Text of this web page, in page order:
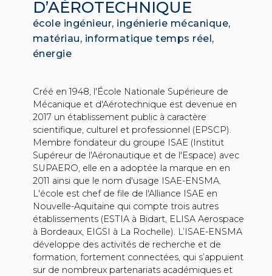
D’AÉROTECHNIQUE
école ingénieur, ingénierie mécanique,
matériau, informatique temps réel,
énergie
Créé en 1948, l'École Nationale Supérieure de
Mécanique et d'Aérotechnique est devenue en
2017 un établissement public à caractère
scientifique, culturel et professionnel (EPSCP).
Membre fondateur du groupe ISAE (Institut
Supéreur de l'Aéronautique et de l'Espace) avec
SUPAERO, elle en a adoptée la marque en en
2011 ainsi que le nom d'usage ISAE-ENSMA.
L'école est chef de file de l'Alliance ISAE en
Nouvelle-Aquitaine qui compte trois autres
établissements (ESTIA à Bidart, ELISA Aerospace
à Bordeaux, EIGSI à La Rochelle). L’ISAE-ENSMA
développe des activités de recherche et de
formation, fortement connectées, qui s’appuient
sur de nombreux partenariats académiques et